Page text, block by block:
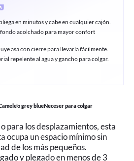
en minutos y cabe en cualquier cajón.
acolchado para mayor confort
asa con cierre para llevarla fácilmente.
repelente al agua y gancho para colgar.
grey blueNeceser para colgar
para los desplazamientos, esta
ocupa un espacio mínimo sin
de los más pequeños.
y plegado en menos de 3